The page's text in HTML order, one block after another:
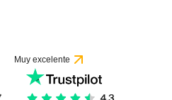
Muy excelente